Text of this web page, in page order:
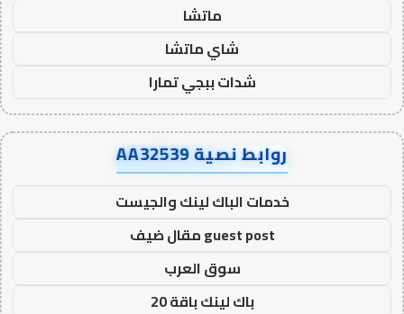
ماتشا
شاي ماتشا
شدات ببجي تمارا
روابط نصية AA32539
خدمات الباك لينك والجيست
guest post مقال ضيف
سوق العرب
باك لينك باقة 20